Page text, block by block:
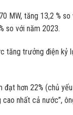
MW, tăng 13,2 % so
so với năm 2023.
tăng trưởng điện kỷ
hơn 22% (chủ
nhất cả nước”,